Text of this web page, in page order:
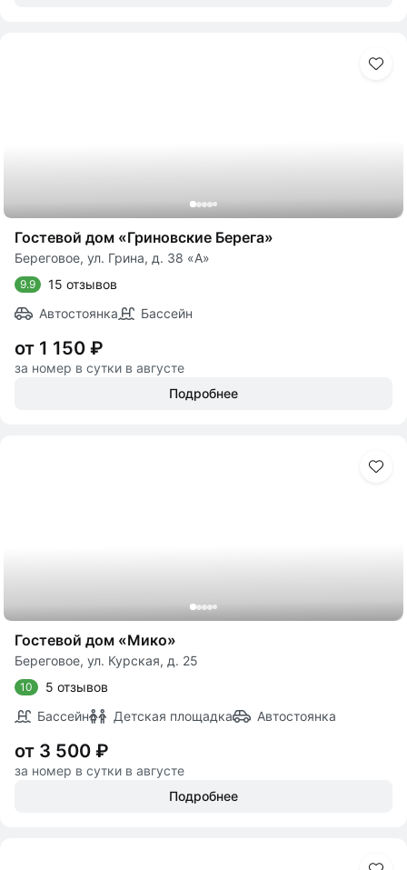
Гостевой дом «Гриновские Берега»
Береговое, ул. Грина, д. 38 «А»
9.9
15 отзывов
Автостоянка
Бассейн
от 1 150 ₽
за номер в сутки в августе
Подробнее
Гостевой дом «Мико»
Береговое, ул. Курская, д. 25
10
5 отзывов
Бассейн
Детская площадка Автостоянка
от 3 500 ₽
за номер в сутки в августе
Подробнее